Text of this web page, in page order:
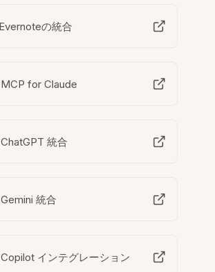
の統合
for Claude
統合
統合
インテグレーション